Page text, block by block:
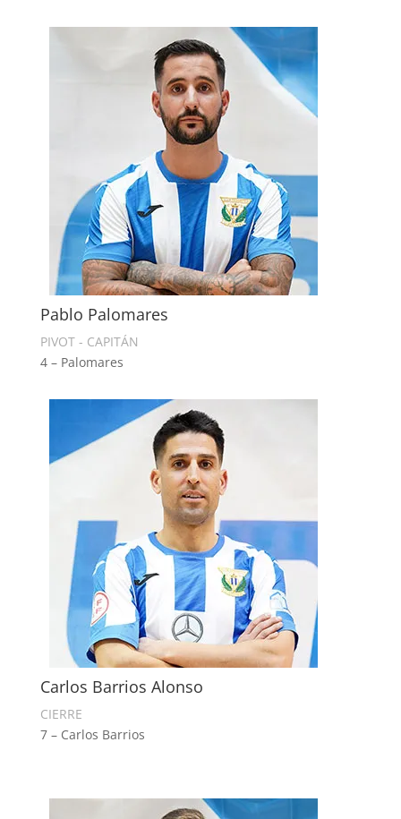
Pablo Palomares
PIVOT - CAPITÁN
4 – Palomares
Carlos Barrios Alonso
CIERRE
7 – Carlos Barrios